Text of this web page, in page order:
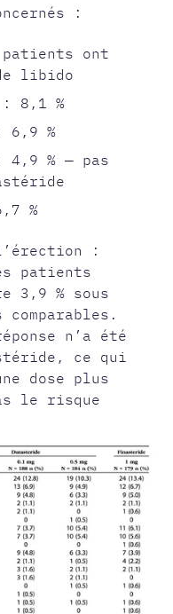
:
patients ont
libido
: 8,1 %
6,9 %
4,9 % — pas
%
:
patients
3,9 % sous
n’a été
ce qui
dose plus
le risque